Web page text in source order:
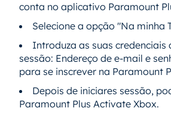
conta no aplicativo Paramount
Selecione a opção "Na minha
Introduza as suas credenciais
sessão: Endereço de e-mail e
para se inscrever na Paramount
Depois de iniciares sessão,
Paramount Plus Activate Xbox.